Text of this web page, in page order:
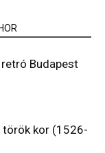
Budapest
török kor (1526-